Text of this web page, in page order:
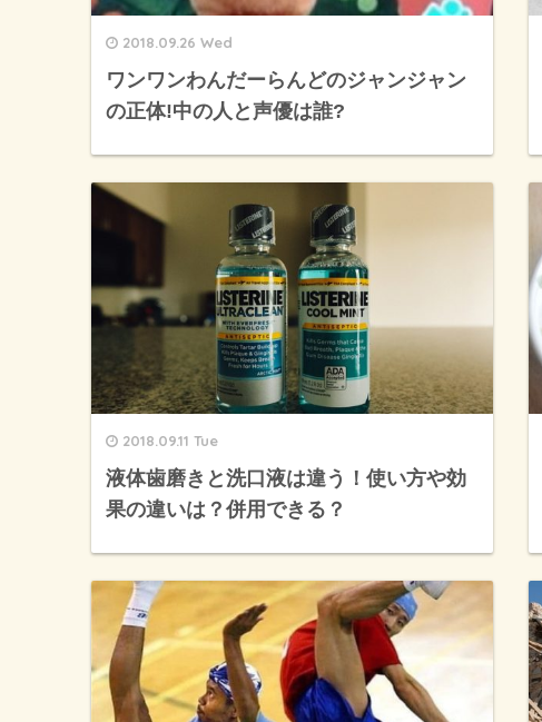
2018.09.26 Wed
ワンワンわんだーらんどのジャンジャン
の正体!中の人と声優は誰?
2018.09.11 Tue
液体歯磨きと洗口液は違う！使い方や効
果の違いは？併用できる？